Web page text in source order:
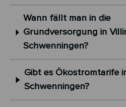
Wann fällt man in die
Grundversorgung in
Schwenningen?
Gibt es Ökostromtarife
Schwenningen?